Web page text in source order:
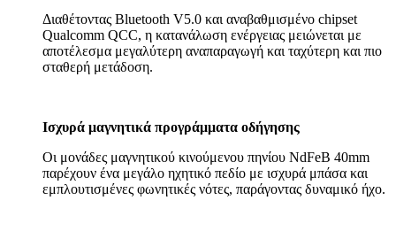
Διαθέτοντας Bluetooth V5.0 και αναβαθμισμένο chipset
Qualcomm QCC, η κατανάλωση ενέργειας μειώνεται με
αποτέλεσμα μεγαλύτερη αναπαραγωγή και ταχύτερη και πιο
σταθερή μετάδοση.
Ισχυρά μαγνητικά προγράμματα οδήγησης
Οι μονάδες μαγνητικού κινούμενου πηνίου NdFeB 40mm
παρέχουν ένα μεγάλο ηχητικό πεδίο με ισχυρά μπάσα και
εμπλουτισμένες φωνητικές νότες, παράγοντας δυναμικό ήχο.